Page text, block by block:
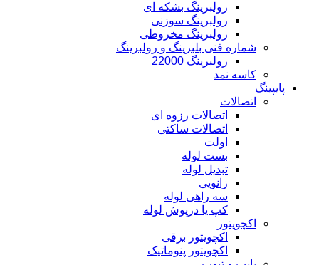
رولبرینگ بشکه ای
رولبرینگ سوزنی
رولبرینگ مخروطی
شماره فنی بلبرینگ و رولبرینگ
رولبرینگ 22000
کاسه نمد
پایپینگ
اتصالات
اتصالات رزوه ای
اتصالات ساکتی
اولت
بست لوله
تبدیل لوله
زانویی
سه راهی لوله
کپ یا درپوش لوله
اکچویتور
اکچویتور برقی
اکچویتور پنوماتیک